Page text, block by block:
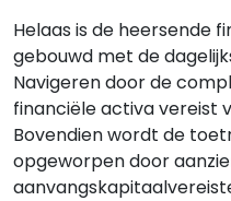
Helaas is de heersende
gebouwd met de
Navigeren door de
financiële activa vereist
Bovendien wordt de
opgeworpen door